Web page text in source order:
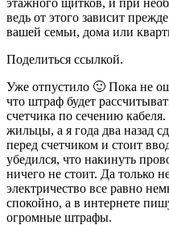
ведь от этого зависит
вашей семьи, дома или
Поделиться ссылкой.
Уже отпустило 🙂 Пока не
что штраф будет
счетчика по сечению
жильцы, а я года два назад
перед счетчиком и стоит
убедился, что накинуть
ничего не стоит. Да только
электричество все равно
спокойно, а в интернете
огромные штрафы.